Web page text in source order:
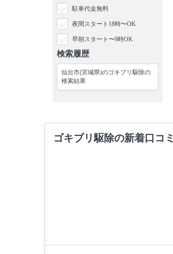
駐車代金無料
夜間スタート18時〜OK
早朝スタート〜9時OK
検索履歴
仙台市(宮城県)のゴキブリ駆除の
検索結果
ゴキブリ駆除の新着口コミ